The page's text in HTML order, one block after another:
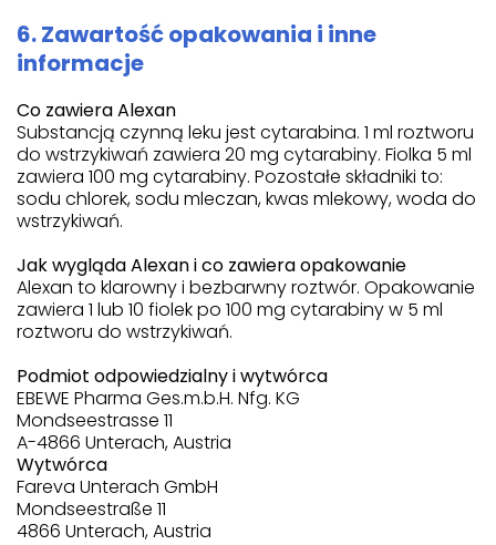
6. Zawartość opakowania i inne
informacje
Co zawiera Alexan
Substancją czynną leku jest cytarabina. 1 ml roztworu
do wstrzykiwań zawiera 20 mg cytarabiny. Fiolka 5 ml
zawiera 100 mg cytarabiny. Pozostałe składniki to:
sodu chlorek, sodu mleczan, kwas mlekowy, woda do
wstrzykiwań.
Jak wygląda Alexan i co zawiera opakowanie
Alexan to klarowny i bezbarwny roztwór. Opakowanie
zawiera 1 lub 10 fiolek po 100 mg cytarabiny w 5 ml
roztworu do wstrzykiwań.
Podmiot odpowiedzialny i wytwórca
EBEWE Pharma Ges.m.b.H. Nfg. KG
Mondseestrasse 11
A-4866 Unterach, Austria
Wytwórca
Fareva Unterach GmbH
Mondseestraße 11
4866 Unterach, Austria